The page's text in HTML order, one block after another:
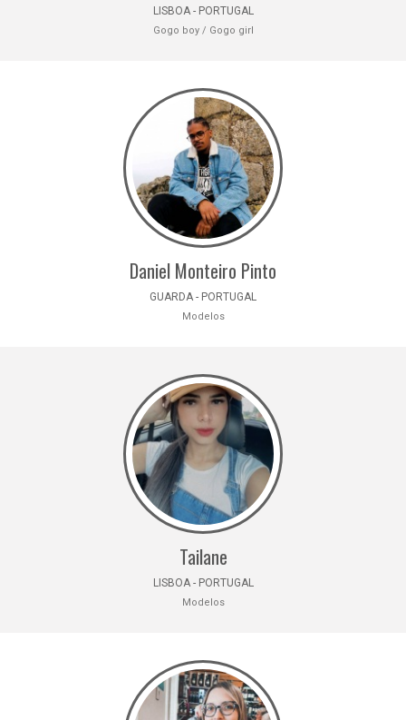
LISBOA - PORTUGAL
Gogo boy / Gogo girl
Daniel Monteiro Pinto
GUARDA - PORTUGAL
Modelos
Tailane
LISBOA - PORTUGAL
Modelos